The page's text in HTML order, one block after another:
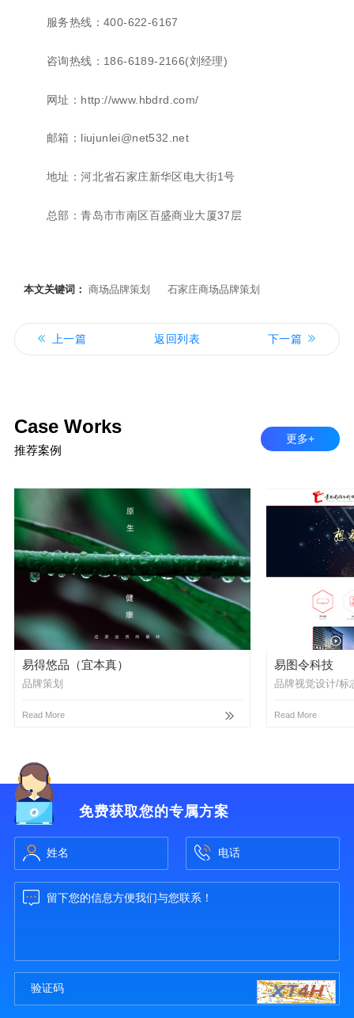
服务热线：400-622-6167
咨询热线：186-6189-2166(刘经理)
网址：http://www.hbdrd.com/
邮箱：liujunlei@net532.net
地址：河北省石家庄新华区电大街1号
总部：青岛市市南区百盛商业大厦37层
本文关键词：商场品牌策划 石家庄商场品牌策划
上一篇 返回列表 下一篇
Case Works
推荐案例
更多+
易得悠品（宜本真）
品牌策划
Read More
易图令科技
品牌视觉设计/标
Read More
免费获取您的专属方案